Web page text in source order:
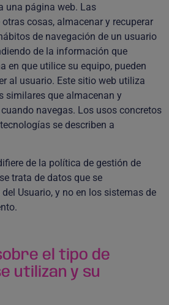
una página web. Las
cosas, almacenar y recuperar
de navegación de un usuario
de la información que
en que utilice su equipo, pueden
al usuario. Este sitio web utiliza
similares que almacenan y
navegas. Los usos concretos
se describen a
de la política de gestión de
trata de datos que se
Usuario, y no en los sistemas de
el tipo de
utilizan y su